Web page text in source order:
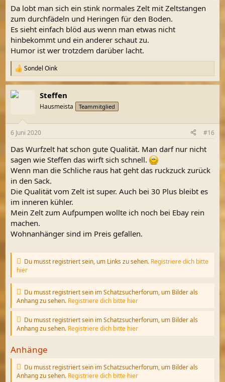
:
Da lobt man sich ein stink normales Zelt mit Zeltstangen
zum durchfädeln und Heringen für den Boden.
Es sieht einfach blöd aus wenn man etwas nicht
hinbekommt und ein anderer schaut zu.
Humor ist wer trotzdem darüber lacht.
R
e
a
k
e
:
Sondel Oink
Steffen
Hausmeista Teammitglied
6 Juni 2020 #16
Das Wurfzelt hat schon gute Qualität. Man darf nur nicht
sagen wie Steffen das wirft sich schnell.
Wenn man die Schliche raus hat geht das ruckzuck zurück
in den Sack.
Die Qualität vom Zelt ist super. Auch bei 30 Plus bleibt es
im inneren kühler.
Mein Zelt zum Aufpumpen wollte ich noch bei Ebay rein
machen.
Wohnanhänger sind im Preis gefallen.
Du musst registriert sein, um Links zu sehen. Registriere dich bitte
hier
Du musst registriert sein im Schatzsucherforum, um Bilder als
Anhang zu sehen. Registriere dich bitte hier
Du musst registriert sein im Schatzsucherforum, um Bilder als
Anhang zu sehen. Registriere dich bitte hier
Anhänge
Du musst registriert sein im Schatzsucherforum, um Bilder als
Anhang zu sehen. Registriere dich bitte hier